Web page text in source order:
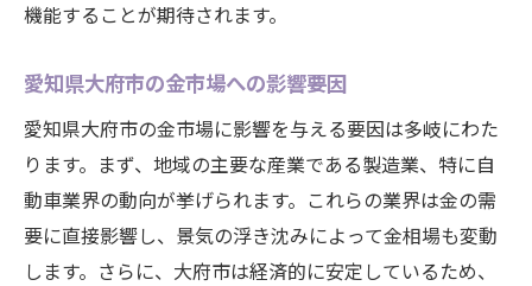
機能することが期待されます。
愛知県大府市の金市場への影響要因
愛知県大府市の金市場に影響を与える要因は多岐にわた
ります。まず、地域の主要な産業である製造業、特に自
動車業界の動向が挙げられます。これらの業界は金の需
要に直接影響し、景気の浮き沈みによって金相場も変動
します。さらに、大府市は経済的に安定しているため、